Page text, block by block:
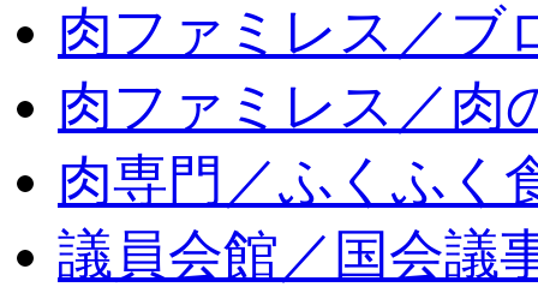
肉ファミレス／ブ
肉ファミレス／肉
肉専門／ふくふく
議員会館／国会議